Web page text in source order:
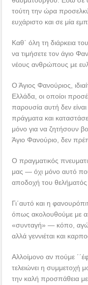
τούτη την ώρα
ευχάριστο και σε μία
Καθ΄ όλη τη διάρκεια
να τιμήσετε τον άγιο
νέους ανθρώπους με
Ο Άγιος Φανούριος,
Ελλάδα, οι οποίοι
παρουσία αυτή δεν
πράγματα και
μόνο για να ζητήσουν
Άγιο Φανούριο, δεν
Ο πραγματικός
μας — όχι μόνο αυτό
αποδοχή του
Γι΄αυτό και η
όπως ακολουθούμε με
«συνταγή» — κόπο,
αλλά γεννιέται και
Αλλοίμονο αν πούμε
τελειώνει η συμμετοχή
την καλή προσπάθεια με